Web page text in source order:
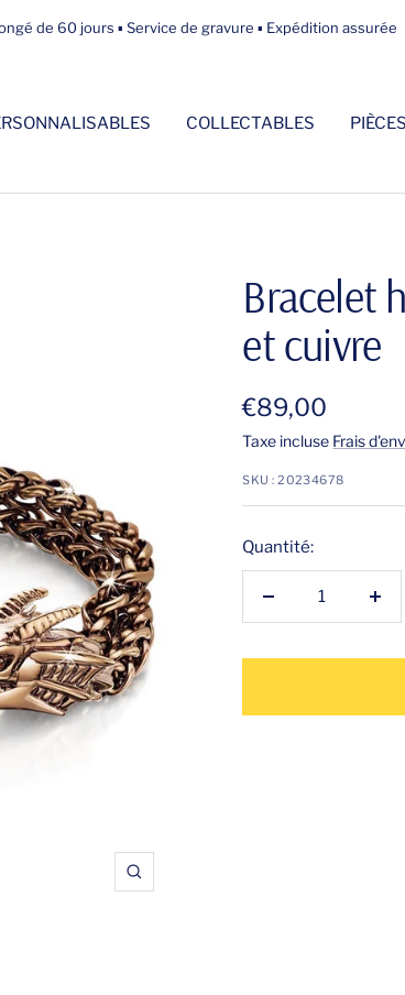
de 60 jours ▪ Service de gravure ▪ Expédition assurée
COLLECTABLES
Zoom
Bracelet
et cuivre
Prix
de
vente
€89,00
Taxe incluse Frais
SKU :20234678
Quantité:
Réduire